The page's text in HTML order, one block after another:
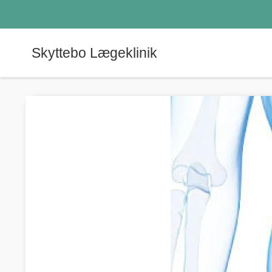
Skyttebo Lægeklinik